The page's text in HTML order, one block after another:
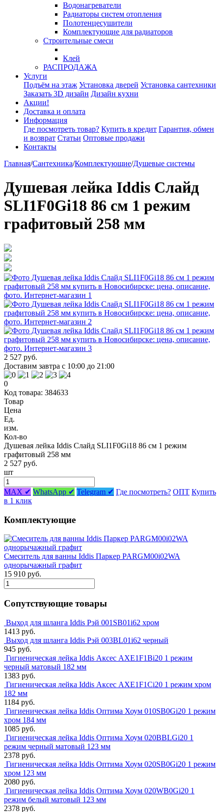
Водонагреватели
Радиаторы систем отопления
Полотенцесушители
Комплектующие для радиаторов
Строительные смеси
Клей
РАСПРОДАЖА
Услуги
Подъём на этаж Установка дверей Установка сантехники
Заказать 3D дизайн Дизайн кухни
Акции!
Доставка и оплата
Информация
Где посмотреть товар? Купить в кредит Гарантия, обмен
и возврат Статьи Оптовые продажи
Контакты
Главная/Сантехника/Комплектующие/Душевые системы
Душевая лейка Iddis Слайд
SLI1F0Gi18 86 см 1 режим
графитовый 258 мм
2 527 руб.
Доставим завтра с 10:00 до 21:00
0
Код товара: 384633
Товар
Цена
Ед.
изм.
Кол-во
Душевая лейка Iddis Слайд SLI1F0Gi18 86 см 1 режим
графитовый 258 мм
2 527 руб.
шт
MAX ✔ WhatsApp ✔ Telegram ✔ Где посмотреть? ОПТ Купить
в 1 клик
Комплектующие
Смеситель для ванны Iddis Паркер PARGM00i02WA
однорычажный графит
15 910 руб.
Сопутствующие товары
Выход для шланга Iddis Рэй 001SB01i62 хром
1413 руб.
Выход для шланга Iddis Рэй 003BL01i62 черный
945 руб.
Гигиеническая лейка Iddis Аксес AXE1F1Bi20 1 режим
черный матовый 182 мм
1383 руб.
Гигиеническая лейка Iddis Аксес AXE1F1Ci20 1 режим хром
182 мм
1184 руб.
Гигиеническая лейка Iddis Оптима Хоум 010SB0Gi20 1 режим
хром 184 мм
1085 руб.
Гигиеническая лейка Iddis Оптима Хоум 020BBLGi20 1
режим черный матовый 123 мм
2378 руб.
Гигиеническая лейка Iddis Оптима Хоум 020SB0Gi20 1 режим
хром 123 мм
2080 руб.
Гигиеническая лейка Iddis Оптима Хоум 020WB0Gi20 1
режим белый матовый 123 мм
2378 руб.